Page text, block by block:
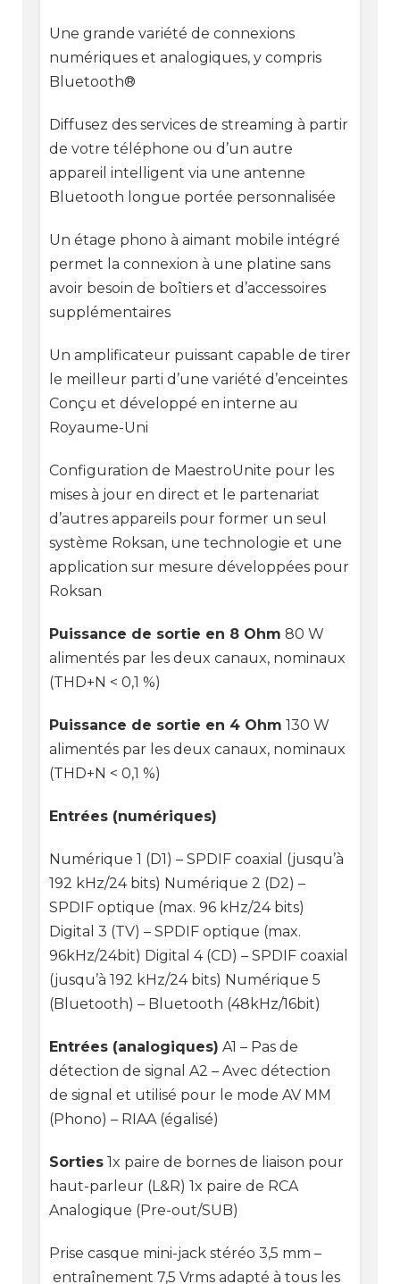
Une grande variété de connexions
numériques et analogiques, y compris
Bluetooth®
Diffusez des services de streaming à partir
de votre téléphone ou d’un autre
appareil intelligent via une antenne
Bluetooth longue portée personnalisée
Un étage phono à aimant mobile intégré
permet la connexion à une platine sans
avoir besoin de boîtiers et d’accessoires
supplémentaires
Un amplificateur puissant capable de tirer
le meilleur parti d’une variété d’enceintes
Conçu et développé en interne au
Royaume-Uni
Configuration de MaestroUnite pour les
mises à jour en direct et le partenariat
d’autres appareils pour former un seul
système Roksan, une technologie et une
application sur mesure développées pour
Roksan
Puissance de sortie en 8 Ohm 80 W
alimentés par les deux canaux, nominaux
(THD+N < 0,1 %)
Puissance de sortie en 4 Ohm 130 W
alimentés par les deux canaux, nominaux
(THD+N < 0,1 %)
Entrées (numériques)
Numérique 1 (D1) – SPDIF coaxial (jusqu’à
192 kHz/24 bits) Numérique 2 (D2) –
SPDIF optique (max. 96 kHz/24 bits)
Digital 3 (TV) – SPDIF optique (max.
96kHz/24bit) Digital 4 (CD) – SPDIF coaxial
(jusqu’à 192 kHz/24 bits) Numérique 5
(Bluetooth) – Bluetooth (48kHz/16bit)
Entrées (analogiques) A1 – Pas de
détection de signal A2 – Avec détection
de signal et utilisé pour le mode AV MM
(Phono) – RIAA (égalisé)
Sorties1x paire de bornes de liaison pour
haut-parleur (L&R) 1x paire de RCA
Analogique (Pre-out/SUB)
Prise casque mini-jack stéréo 3,5 mm –
entraînement 7,5 Vrms adapté à tous les